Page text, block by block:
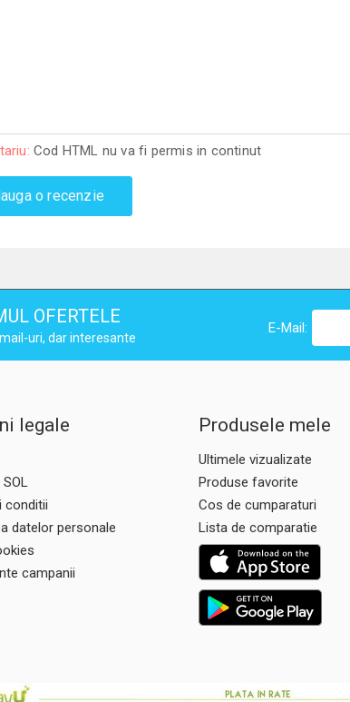
Cod HTML nu va fi permis in continut
o recenzie
OFERTELE
uri, dar interesante
E-Mail:
legale
conditii
datelor personale
campanii
Produsele mele
Ultimele vizualizate
Produse favorite
Cos de cumparaturi
Lista de comparatie